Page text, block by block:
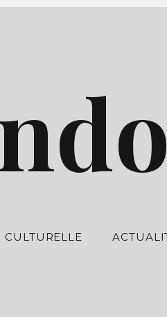
CULTURELLE